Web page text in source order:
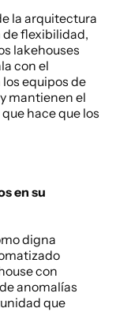
la arquitectura
flexibilidad,
lakehouses
con el
equipos de
mantienen el
hace que los
en su
digna
con
anomalías
que